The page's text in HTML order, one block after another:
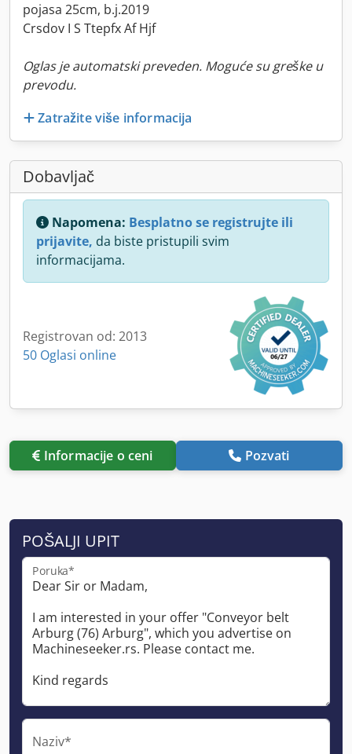
pojasa 25cm, b.j.2019
Crsdov I S Ttepfx Af Hjf
Oglas je automatski preveden. Moguće su greške u
prevodu.
Zatražite više informacija
Dobavljač
Napomena: Besplatno se registrujte ili
prijavite, da biste pristupili svim
informacijama.
Registrovan od: 2013
50 Oglasi online
Informacije o ceni Pozvati
POŠALJI UPIT
Poruka*
Naziv*